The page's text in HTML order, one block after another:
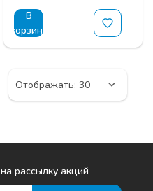
В
корзину
рассылку акций